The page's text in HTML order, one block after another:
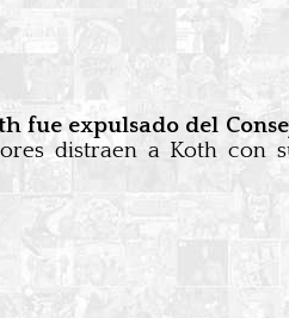
fue expulsado del
distraen a Koth con